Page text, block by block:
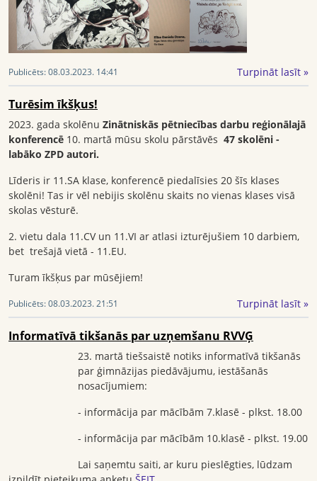
Publicēts:08.03.2023. 14:41 Turpināt lasīt »
Turēsim īkšķus!
2023. gada skolēnu Zinātniskās pētniecības darbu reģionālajā
konferencē 10. martā mūsu skolu pārstāvēs 47 skolēni -
labāko ZPD autori.
Līderis ir 11.SA klase, konferencē piedalīsies 20 šīs klases
skolēni! Tas ir vēl nebijis skolēnu skaits no vienas klases visā
skolas vēsturē.
2. vietu dala 11.CV un 11.VI ar atlasi izturējušiem 10 darbiem,
bet trešajā vietā - 11.EU.
Turam īkšķus par mūsējiem!
Publicēts:08.03.2023. 21:51 Turpināt lasīt »
Informatīvā tikšanās par uzņemšanu RVVĢ
23. martā tiešsaistē notiks informatīvā tikšanās
par ģimnāzijas piedāvājumu, iestāšanās
nosacījumiem:
- informācija par mācībām 7.klasē - plkst. 18.00
- informācija par mācībām 10.klasē - plkst. 19.00
Lai saņemtu saiti, ar kuru pieslēgties, lūdzam